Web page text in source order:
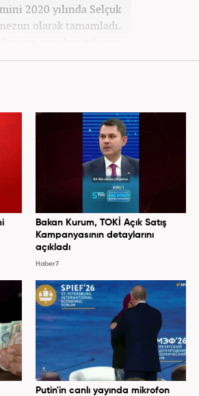
2020 yılında Selçuk
olarak tamamladı.
ayından itibaren
devam etmektedir.
Bakan Kurum, TOKİ Açık Satış
Kampanyasının detaylarını
açıkladı
Haber7
Putin'in canlı yayında mikrofon